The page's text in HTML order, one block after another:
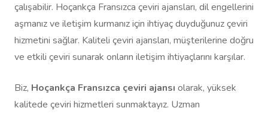
çalışabilir. Hoçankça Fransızca çeviri ajansları, dil engellerini
aşmanız ve iletişim kurmanız için ihtiyaç duyduğunuz çeviri
hizmetini sağlar. Kaliteli çeviri ajansları, müşterilerine doğru
ve etkili çeviri sunarak onların iletişim ihtiyaçlarını karşılar.
Biz, Hoçankça Fransızca çeviri ajansı olarak, yüksek
kalitede çeviri hizmetleri sunmaktayız. Uzman